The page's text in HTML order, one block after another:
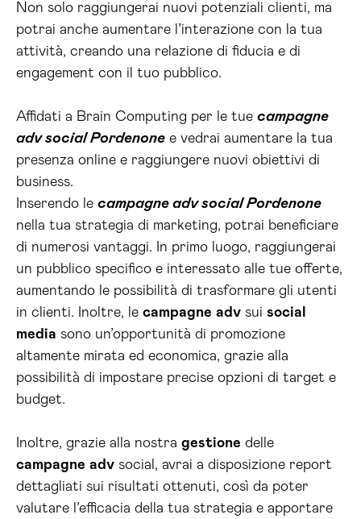
Non solo raggiungerai nuovi potenziali clienti, ma
potrai anche aumentare l’interazione con la tua
attività, creando una relazione di fiducia e di
engagement con il tuo pubblico.
Affidati a Brain Computing per le tue campagne
adv social Pordenone e vedrai aumentare la tua
presenza online e raggiungere nuovi obiettivi di
business.
Inserendo le campagne adv social Pordenone
nella tua strategia di marketing, potrai beneficiare
di numerosi vantaggi. In primo luogo, raggiungerai
un pubblico specifico e interessato alle tue offerte,
aumentando le possibilità di trasformare gli utenti
in clienti. Inoltre, le campagne adv sui social
media sono un’opportunità di promozione
altamente mirata ed economica, grazie alla
possibilità di impostare precise opzioni di target e
budget.
Inoltre, grazie alla nostra gestione delle
campagne adv social, avrai a disposizione report
dettagliati sui risultati ottenuti, così da poter
valutare l’efficacia della tua strategia e apportare